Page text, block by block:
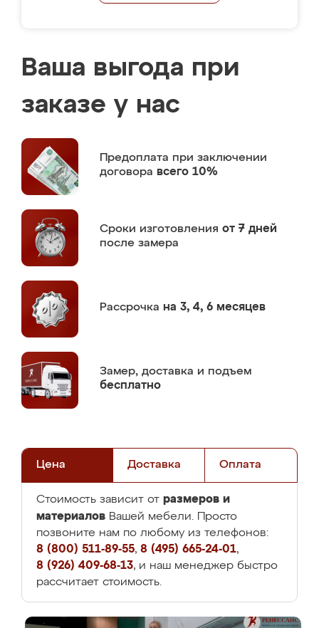
Ваша выгода при
заказе у нас
Предоплата при заключении
договора всего 10%
Сроки изготовления от 7 дней
после замера
Рассрочка на 3, 4, 6 месяцев
Замер, доставка и подъем
бесплатно
Цена Доставка Оплата
Стоимость зависит от размеров и
материалов Вашей мебели. Просто
позвоните нам по любому из телефонов:
8 (800) 511-89-55, 8 (495) 665-24-01,
8 (926) 409-68-13, и наш менеджер быстро
рассчитает стоимость.